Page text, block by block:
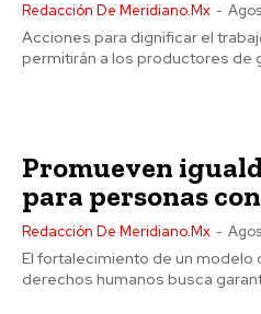
Redacción De Meridiano.mx -
Acciones para dignificar el
permitirán a los productores de
Promueven
para personas
Redacción De Meridiano.mx -
El fortalecimiento de un modelo
derechos humanos busca